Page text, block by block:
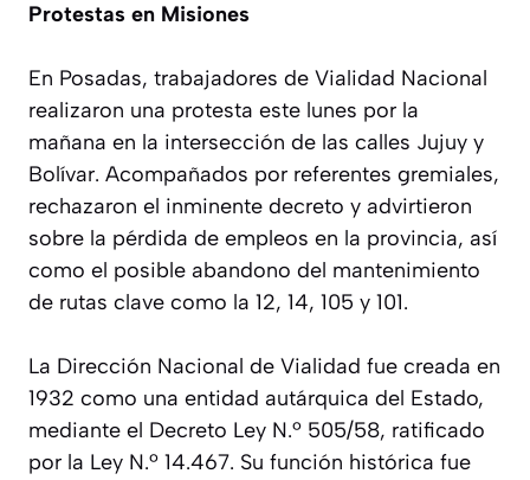
Protestas en Misiones
En Posadas, trabajadores de Vialidad Nacional
realizaron una protesta este lunes por la
mañana en la intersección de las calles Jujuy y
Bolívar. Acompañados por referentes gremiales,
rechazaron el inminente decreto y advirtieron
sobre la pérdida de empleos en la provincia, así
como el posible abandono del mantenimiento
de rutas clave como la 12, 14, 105 y 101.
La Dirección Nacional de Vialidad fue creada en
1932 como una entidad autárquica del Estado,
mediante el Decreto Ley N.º 505/58, ratificado
por la Ley N.º 14.467. Su función histórica fue